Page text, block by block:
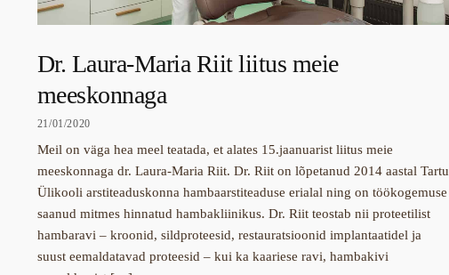
Dr. Laura-Maria Riit liitus meie
meeskonnaga
21/01/2020
Meil on väga hea meel teatada, et alates 15.jaanuarist liitus meie
meeskonnaga dr. Laura-Maria Riit. Dr. Riit on lõpetanud 2014 aastal Tartu
Ülikooli arstiteaduskonna hambaarstiteaduse erialal ning on töökogemuse
saanud mitmes hinnatud hambakliinikus. Dr. Riit teostab nii proteetilist
hambaravi – kroonid, sildproteesid, restauratsioonid implantaatidel ja
suust eemaldatavad proteesid – kui ka kaariese ravi, hambakivi